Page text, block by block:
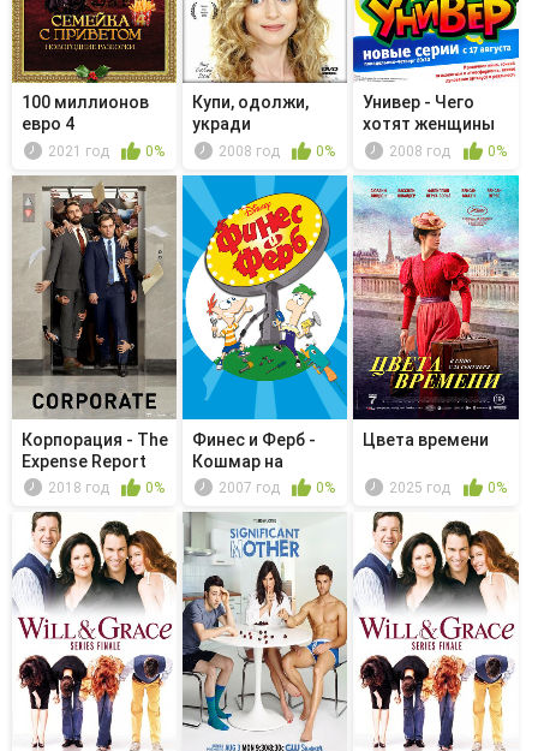
100 миллионов
евро 4
2021 год 0%
Купи, одолжи,
укради
2008 год 0%
Универ - Чего
хотят женщины
2008 год 0%
Корпорация - The
Expense Report
2018 год 0%
Финес и Ферб -
Кошмар на
улицах Дэнви...
2007 год 0%
Цвета времени
2025 год 0%